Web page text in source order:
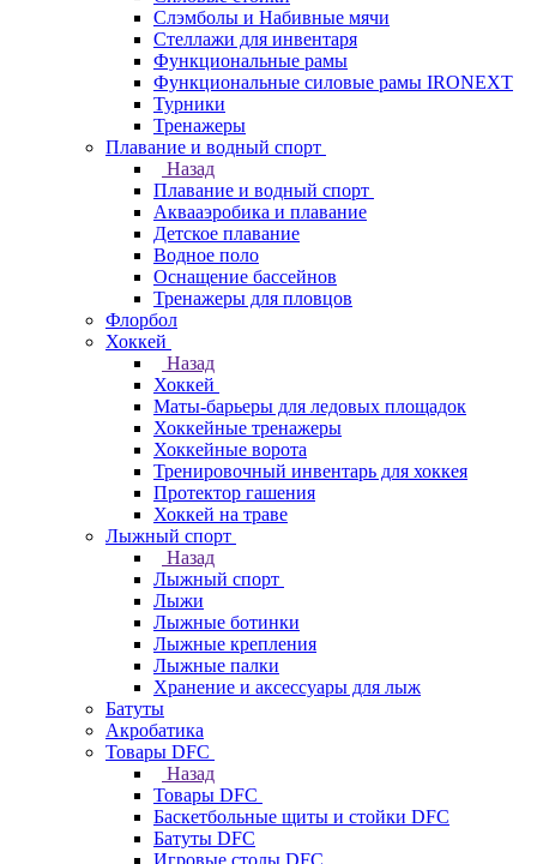
Слэмболы и Набивные мячи
Стеллажи для инвентаря
Функциональные рамы
Функциональные силовые рамы IRONEXT
Турники
Тренажеры
Плавание и водный спорт
Назад
Плавание и водный спорт
Аквааэробика и плавание
Детское плавание
Водное поло
Оснащение бассейнов
Тренажеры для пловцов
Флорбол
Хоккей
Назад
Хоккей
Маты-барьеры для ледовых площадок
Хоккейные тренажеры
Хоккейные ворота
Тренировочный инвентарь для хоккея
Протектор гашения
Хоккей на траве
Лыжный спорт
Назад
Лыжный спорт
Лыжи
Лыжные ботинки
Лыжные крепления
Лыжные палки
Хранение и аксессуары для лыж
Батуты
Акробатика
Товары DFC
Назад
Товары DFC
Баскетбольные щиты и стойки DFC
Батуты DFC
Игровые столы DFC